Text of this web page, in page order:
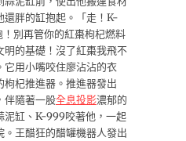
還胖的缸抱起。「走！K-
別再管你的紅棗枸杞燃料
明的基礎！沒了紅棗我飛不
它用小嘴咬住廖沾沾的衣
杞推進器。推進器發出
伴隨著一股全息投影濃郁的
泥缸、K-999咬著他，一起
王醋狂的醋罐機器人發出